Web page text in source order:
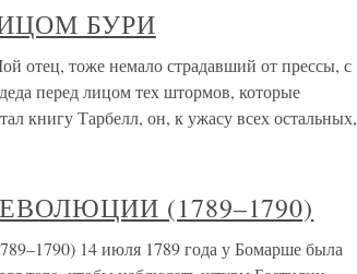
БУРИ
тоже немало страдавший от прессы, с
перед лицом тех штормов, которые
книгу Тарбелл, он, к ужасу всех остальных,
(1789–1790)
14 июля 1789 года у Бомарше была